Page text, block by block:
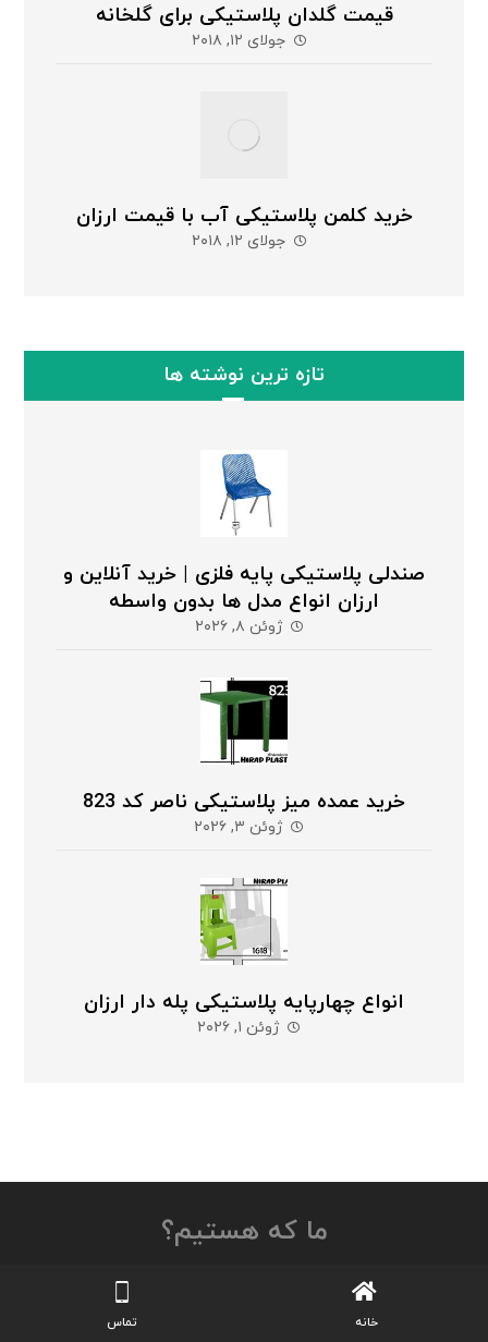
قیمت گلدان پلاستیکی برای گلخانه
جولای ۱۲, ۲۰۱۸
خرید کلمن پلاستیکی آب با قیمت ارزان
جولای ۱۲, ۲۰۱۸
تازه ترین نوشته ها
صندلی پلاستیکی پایه فلزی | خرید آنلاین و
ارزان انواع مدل ها بدون واسطه
ژوئن ۸, ۲۰۲۶
خرید عمده میز پلاستیکی ناصر کد 823
ژوئن ۳, ۲۰۲۶
انواع چهارپایه پلاستیکی پله دار ارزان
ژوئن ۱, ۲۰۲۶
ما که هستیم؟
گروه بازرگانی هیراد پلاست در زمینه تولید و پخش انواع
محصولات پلاستیکی همچون میز و صندلی پلاستیکی،
خانه تماس